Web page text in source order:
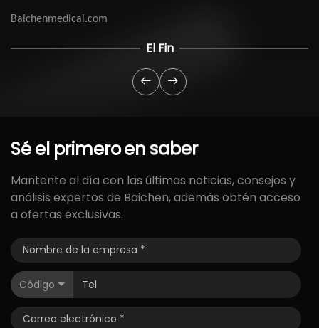
Baichenmedical.com
El Fin
Séel primeroen saber
Mantente al día con las últimas noticias, consejos y
análisis expertos de Baichen, además obtén acceso
a ofertas exclusivas.
Código